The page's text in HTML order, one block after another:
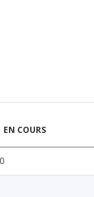
EN COURS